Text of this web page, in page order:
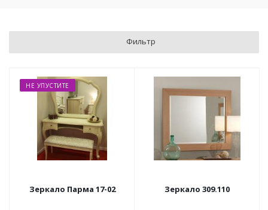
Фильтр
НЕ УПУСТИТЕ
Зеркало Парма 17-02 Зеркало 309.110